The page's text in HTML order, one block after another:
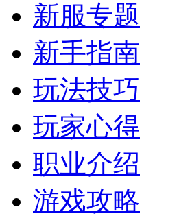
新服专题
新手指南
玩法技巧
玩家心得
职业介绍
游戏攻略